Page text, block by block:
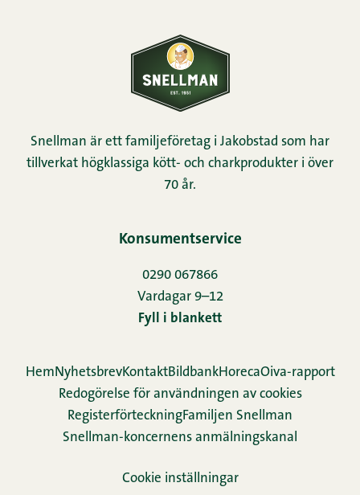
Snellman är ett familjeföretag i Jakobstad som har
tillverkat högklassiga kött- och charkprodukter i över
70 år.
Konsumentservice
0290 067866
Vardagar 9–12
Fyll i blankett
HemNyhetsbrevKontaktBildbankHorecaOiva-rapport
Redogörelse för användningen av cookies
Re­gis­ter­för­teck­ningFamiljen Snellman
Snellman-koncernens anmälningskanal
Cookie inställningar